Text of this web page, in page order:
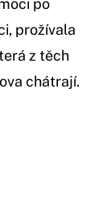
prožívala
z těch
chátrají.